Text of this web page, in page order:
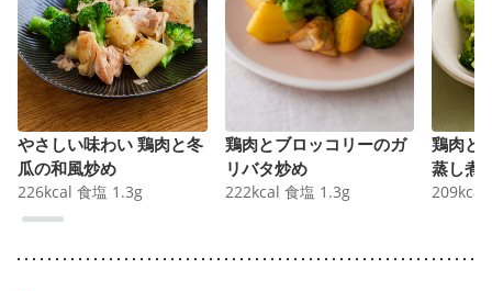
やさしい味わい 鶏肉と冬
瓜の和風炒め
226kcal 食塩 1.3g
鶏肉とブロッコリーのガ
リバタ炒め
222kcal 食塩 1.3g
鶏肉と
蒸し煮
209kcal